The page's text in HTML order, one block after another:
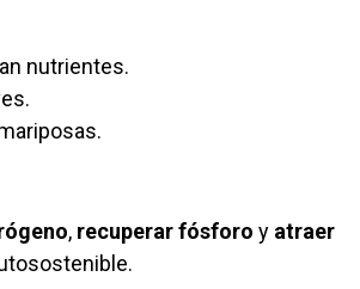
nutrientes.
, recuperar fósforo y atraer